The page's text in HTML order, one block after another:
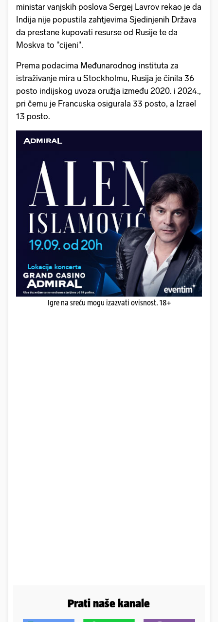
ministar vanjskih poslova Sergej Lavrov rekao je da
Indija nije popustila zahtjevima Sjedinjenih Država
da prestane kupovati resurse od Rusije te da
Moskva to "cijeni".
Prema podacima Međunarodnog instituta za
istraživanje mira u Stockholmu, Rusija je činila 36
posto indijskog uvoza oružja između 2020. i 2024.,
pri čemu je Francuska osigurala 33 posto, a Izrael
13 posto.
Igre na sreću mogu izazvati ovisnost. 18+
Prati naše kanale